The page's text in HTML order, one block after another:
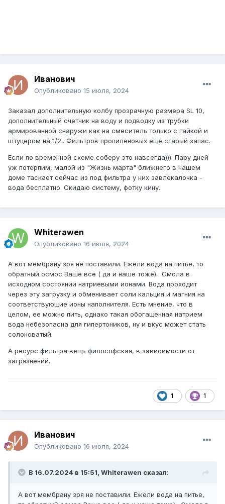
Иванович
Опубликовано 15 июля, 2024
Заказал дополнительную колбу прозрачную размера SL 10,
дополнительный счетчик на воду и подводку из трубки
армированной снаружи как на смеситель только с гайкой и
штуцером на 1/2.. Фильтров пропиленовых еще старый запас.
Если по временной схеме соберу это навсегда))). Пару дней
уж потерпим, малой из "Жизнь марта" ближнего в нашем
доме таскает сейчас из под фильтра у них завлекалочка -
вода бесплатно. Скидаю систему, фотку кину.
Whiterawen
Опубликовано 16 июля, 2024
А вот мембрану зря не поставили. Ежели вода на питье, то
обратный осмос Ваше все ( да и наше тоже). Смола в
исходном состоянии натриевыми ионами. Вода проходит
через эту загрузку и обменивает соли кальция и магния на
соответствующие ионы наполнителя. Есть мнение, что в
целом, ее можно пить, однако такая обогащенная натрием
вода небезопасна для гипертоников, ну и вкус может стать
солоноватый.
А ресурс фильтра вещь философская, в зависимости от
загрязнений.
1 1
Иванович
Опубликовано 16 июля, 2024
В 16.07.2024 в 15:51, Whiterawen сказал:
А вот мембрану зря не поставили. Ежели вода на питье,